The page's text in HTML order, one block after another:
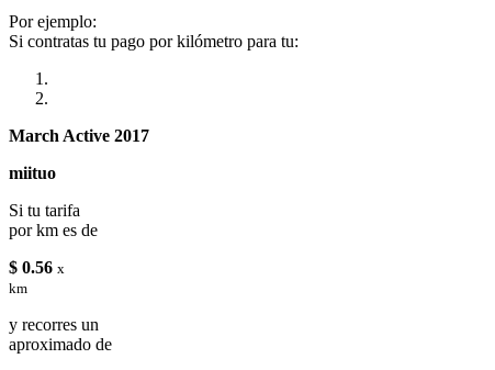
Por ejemplo:
Si contratas tu pago por kilómetro para tu:
March Active 2017
miituo
Si tu tarifa
por km es de
$ 0.56 x
km
y recorres un
aproximado de